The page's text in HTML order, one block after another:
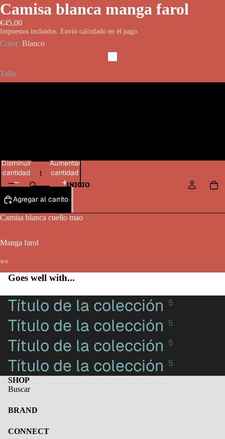
INICIO
Camisa blanca manga farol
€45,00
Impuestos incluidos. Envío calculado en el pago.
Color Blanco
Talla
Disminuir
cantidad
Aumentar
cantidad
Agregar al carrito
Camisa blanca cuello mao
Manga farol
Goes well with...
Título de la colección 5
Título de la colección 5
Título de la colección 5
Título de la colección 5
SHOP
Buscar
BRAND
CONNECT